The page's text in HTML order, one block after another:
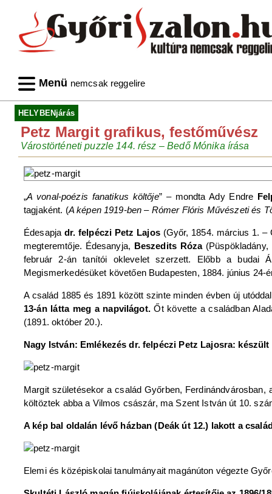
Menü nemcsak reggelire
HELYBENjárás
Petz Margit grafikus, festőművész
Várostörténeti puzzle 144. rész – Bedő Mónika írása
„A vonal-poézis fanatikus költője” ‒ mondta Ady Endre
tagjaként. (A képen 1919-ben – Rómer Flóris Művészeti és
Édesapja dr. felpéczi Petz Lajos(Győr, 1854. március 1. ‒
megteremtője. Édesanyja, Beszedits Róza(Püspökladány,
február 2-án tanítói oklevelet szerzett. Előbb a budai
Megismerkedésüket követően Budapesten, 1884. június
A család 1885 és 1891 között szinte minden évben új
13-án látta meg a napvilágot.Őt követte a családban
(1891. október 20.).
Nagy István: Emlékezés dr. felpéczi Petz Lajosra:
Margit születésekor a család Győrben,
költöztek abba a Vilmos császár, ma Szent István út 10.
A kép bal oldalán lévő házban (Deák út 12.) lakott a
Elemi és középiskolai tanulmányait magánúton végezte